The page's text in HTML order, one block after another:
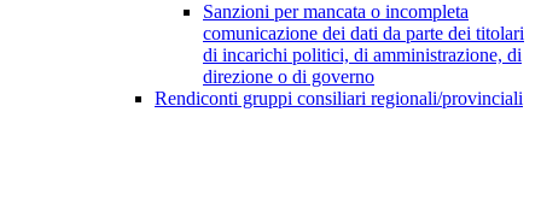
Sanzioni per mancata o incompleta
comunicazione dei dati da parte dei titolari
di incarichi politici, di amministrazione, di
direzione o di governo
Rendiconti gruppi consiliari regionali/provinciali